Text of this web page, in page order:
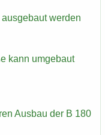
wer­den
kann um­ge­baut
Aus­bau der B 180